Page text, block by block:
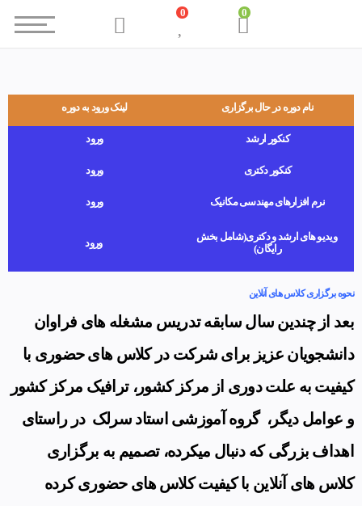
نام دوره در حال برگزاری لینک ورود به دوره
کنکور ارشد ورود
کنکور دکتری ورود
نرم افزارهای مهندسی مکانیک ورود
ویدیو های ارشد و دکتری(شامل بخش
رایگان)
ورود
نحوه برگزاری کلاس های آنلاین
بعد از چندین سال سابقه تدریس مشغله های فراوان
دانشجویان عزیز برای شرکت در کلاس های حضوری با
کیفیت به علت دوری از مرکز کشور، ترافیک مرکز کشور
و عوامل دیگر، گروه آموزشی استاد سرلک در راستای
اهداف بزرگی که دنبال میکرده، تصمیم به برگزاری
کلاس های آنلاین با کیفیت کلاس های حضوری کرده
0
0